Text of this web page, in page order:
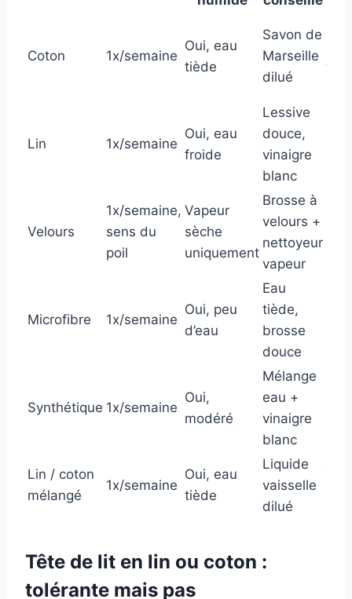
Coton 1x/semaine
Oui, eau
tiède
Savon de
Marseille
dilué
Lin 1x/semaine
Oui, eau
froide
Lessive
douce,
vinaigre
blanc
Velours
1x/semaine,
sens du
poil
Vapeur
sèche
uniquement
Brosse à
velours +
nettoyeur
vapeur
Microfibre 1x/semaine
Oui, peu
d’eau
Eau
tiède,
brosse
douce
Synthétique 1x/semaine
Oui,
modéré
Mélange
eau +
vinaigre
blanc
Lin / coton
mélangé
1x/semaine
Oui, eau
tiède
Liquide
vaisselle
dilué
Tête de lit en lin ou coton :
tolérante mais pas